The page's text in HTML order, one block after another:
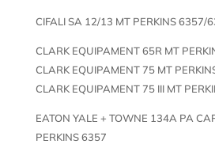
CIFALI SA 12/13 MT PERKINS 6357/
CLARK EQUIPAMENT 65R MT
CLARK EQUIPAMENT 75 MT
CLARK EQUIPAMENT 75 III MT
EATON YALE + TOWNE 134A PA
PERKINS 6357